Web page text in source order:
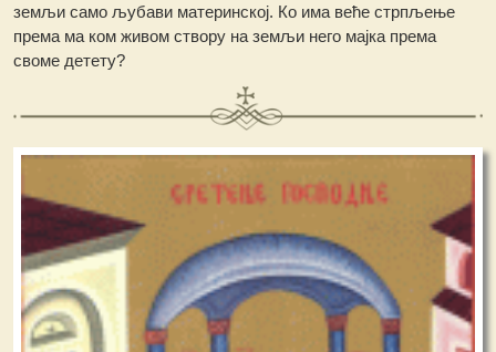
земљи само љубави материнској. Ко има веће стрпљење
према ма ком живом створу на земљи него мајка према
своме детету?